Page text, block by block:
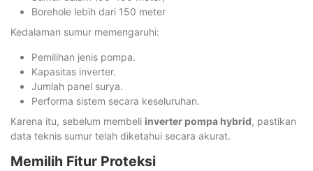
Borehole lebih dari 150 meter
Kedalaman sumur memengaruhi:
Pemilihan jenis pompa.
Kapasitas inverter.
Jumlah panel surya.
Performa sistem secara keseluruhan.
Karena itu, sebelum membeli inverter pompa hybrid, pastikan
data teknis sumur telah diketahui secara akurat.
Memilih Fitur Proteksi